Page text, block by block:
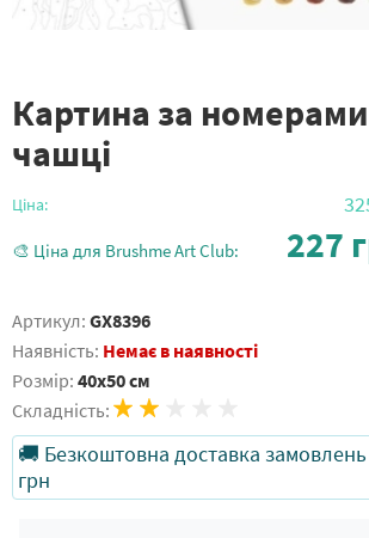
Картина за
чашці
Ціна:
🎨 Ціна для Brushme Art Club: 227
Артикул: GX8396
Наявність: Немає в наявності
Розмір: 40x50 см
Складність:
🚚 Безкоштовна доставка замовлень
грн